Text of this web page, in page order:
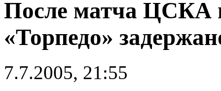
После матча ЦСКА
«Торпедо»
7.7.2005, 21:55